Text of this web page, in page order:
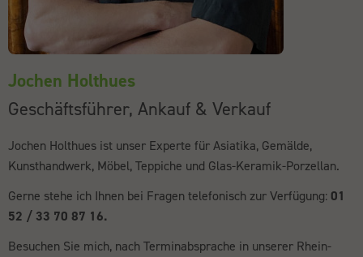
Jochen Holthues
Geschäftsführer, Ankauf & Verkauf
Jochen Holthues ist unser Experte für Asiatika, Gemälde,
Kunsthandwerk, Möbel, Teppiche und Glas-Keramik-Porzellan.
Gerne stehe ich Ihnen bei Fragen telefonisch zur Verfügung:01
52 / 33 70 87 16.
Besuchen Sie mich, nach Terminabsprache in unserer Rhein-